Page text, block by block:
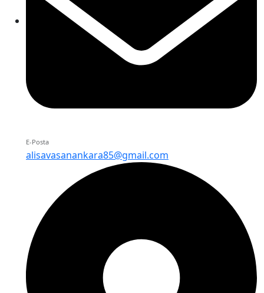
E-Posta
alisavasanankara85@gmail.com